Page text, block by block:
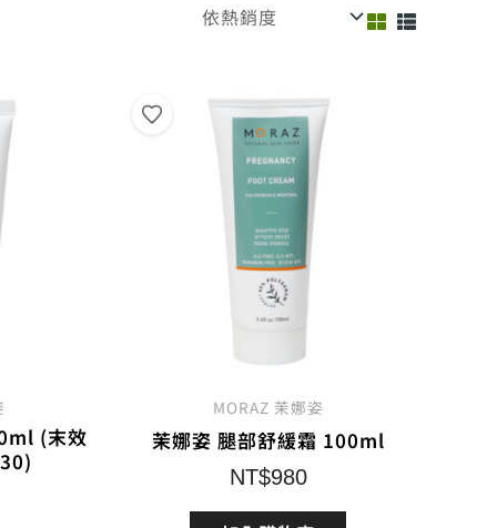
(末效
MORAZ 茉娜姿
茉娜姿 腿部舒緩霜 100ml
NT$980